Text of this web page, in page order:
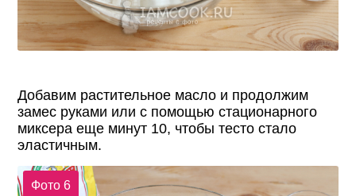
Добавим растительное масло и продолжим
замес руками или с помощью стационарного
миксера еще минут 10, чтобы тесто стало
эластичным.
Фото 6